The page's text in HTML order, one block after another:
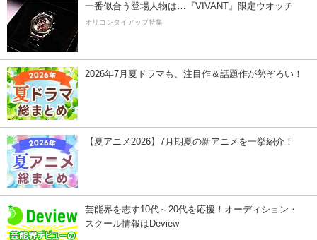
一番似合う登場人物は…『VIVANT』限定ウオッチ
オリコンタイアップ特集
2026年7月夏ドラマも、注目作＆話題作が勢ぞろい！
【夏アニメ2026】7月期夏の新アニメを一挙紹介！
芸能界を志す10代～20代を応援！オーディション・
スクール情報はDeview